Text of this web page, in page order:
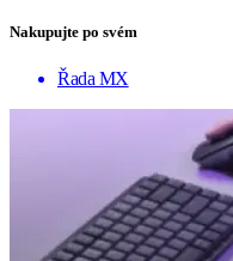
Nakupujte po svém
Řada MX